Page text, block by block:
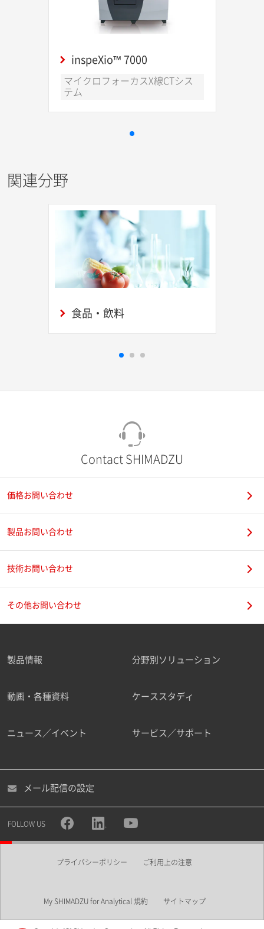
inspeXio™ 7000
マイクロフォーカスX線CTシス
テム
関連分野
食品・飲料
Contact SHIMADZU
価格お問い合わせ
製品お問い合わせ
技術お問い合わせ
その他お問い合わせ
製品情報 分野別ソリューション
動画・各種資料 ケーススタディ
ニュース／イベント サービス／サポート
メール配信の設定
FOLLOW US
プライバシーポリシー ご利用上の注意
My SHIMADZU for Analytical 規約 サイトマップ